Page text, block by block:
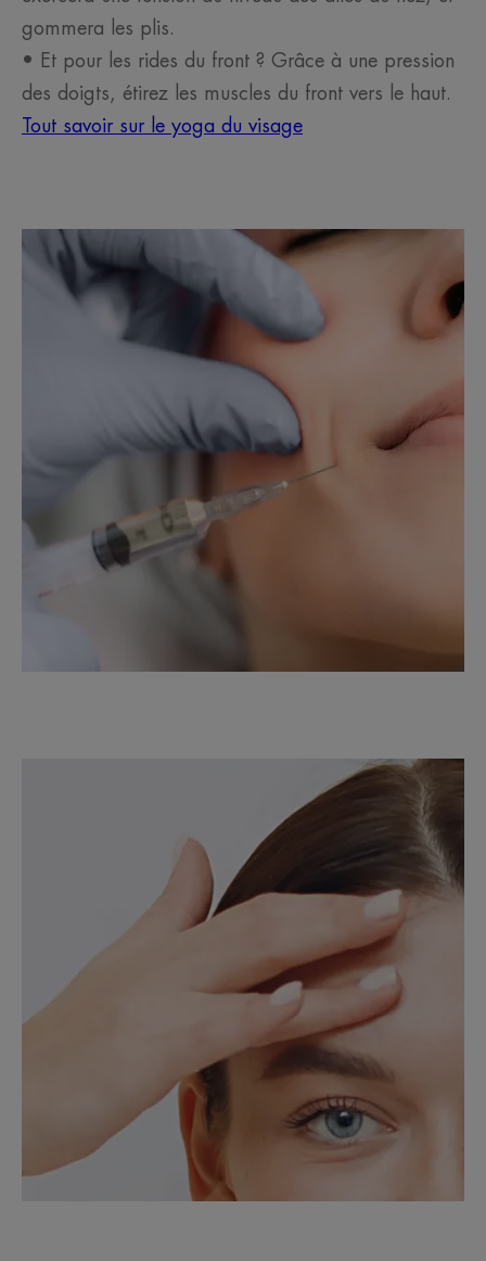
gommera les plis.
• Et pour les rides du front ? Grâce à une pression
des doigts, étirez les muscles du front vers le haut.
Tout savoir sur le yoga du visage